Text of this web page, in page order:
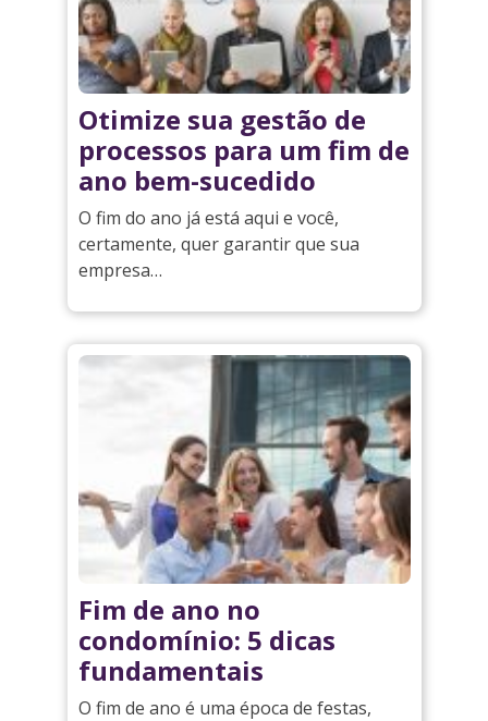
Otimize sua gestão de
processos para um fim de
ano bem-sucedido
O fim do ano já está aqui e você,
certamente, quer garantir que sua
empresa…
Fim de ano no
condomínio: 5 dicas
fundamentais
O fim de ano é uma época de festas,